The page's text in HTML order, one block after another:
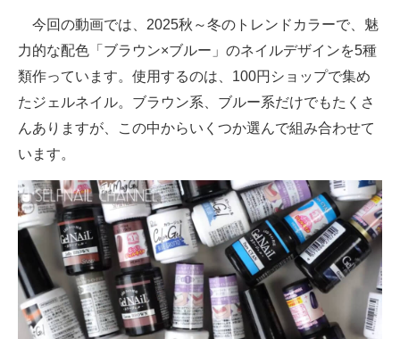
今回の動画では、2025秋～冬のトレンドカラーで、魅
力的な配色「ブラウン×ブルー」のネイルデザインを5種
類作っています。使用するのは、100円ショップで集め
たジェルネイル。ブラウン系、ブルー系だけでもたくさ
んありますが、この中からいくつか選んで組み合わせて
います。